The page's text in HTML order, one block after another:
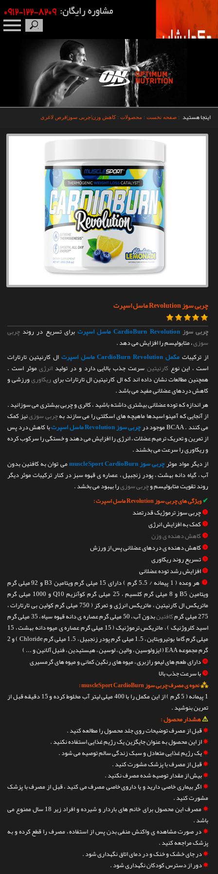
اینجا هستید : صفحه نخست : محصولات :کاهش وزن|چربی سوز|قرص لاغری
چربی سوز Revolution ماسل اسپرت
چربی سوزCardioBurn Revolution ماسل اسپرت برای تسریع در روند چربی
سوزی، متابولیسم را افزایش می دهد .
از ترکیباتمکمل CardioBurn Revolution ماسل اسپرت
ال کارنیتین تارتارات
است ، این نوع کارنیتینسرعت جذب بالایی دارد و در تولید انرژیموثر است .
همچنین مطالعات نشان داده اند که ال کارنیتین ال تارتارات برایریکاوریورزشی و
کاهش دردهای عضلانی مفید می باشد .
هر اندازه که توده عضلانی بیشتری داشته باشید ، کالری و چربی بیشتری می سوزانید .
از آنجایی که آمینو اسیدها ماهیچه های اسکلتی را می سازند بهچربی سوزینیز کمک
می کنند . BCAA موجود در
چربی سوز Revolution ماسل اسپرت
با کاهش درد پس
از تمرین و تحریک ترمیم عضلات ، انرژی را افزایش می دهند و خستگی را سرکوب کرده
و ریکاوری را سرعت می بخشند .
از دیگر مواد موثرچربی سوز muscleSport CardioBurn
می توان به کافئین بدون
آب ، گیاه دانه بهشت ، پودر زنجبیل ، عصاره ی قهوه سبز در کنار ترکیبات موثر دیگر
روند تقویت متابولیسم وچربی سوزیرا بهبود می بخشد .
✔ویژگی های چربی سوز Revolution ماسل اسپرت :
❶چربی سوز ترموژیک قدرتمند
❷کمک به افزایش انرژی
❸کاهش دهنده ی وزن
❹کاهش دهنده ی دردهای عضلانی پس از ورزش
❺تسریع روند ریکاوری
❻افزایش رشد توده عضلانی
❼
هر وعده ( 1 پیمانه / 5.5 گرم ) دارای 15 میلی گرم ویتامین B3 و 92 میلی گرم
ویتامین B5 و 8 میلی گرم کلسیم ، 25 میلی گرم کوآنزیم Q10 و 1000 میلی گرم
ماتریکس ال کارنیتین ، ماتریکس انرژی و تمرکز ( 750 میلی گرم کولین بی تارتارات ،
275 میلی گرم
کافئین
بدون آب ، 50 میلی گرم عصاره ی دانه قهوه سیاه ، 35 میلی گرم
اسید کلروژنیک ) ، ماتریکس ترموژنیک ( 15 میلی گرم عصاره ی میوه دانه بهشت ، 15
میلی گرم گاما بوتیروبتاین ، 1.5 میلی گرم پودر زنجبیل ، 1.5 میلی گرم Chloride ) و 2
گرم مجموعه EAA ( ایزولوسین ، والین ، لوسین ، هیستیدین ، فنیل آلانین و ... )
❽دارای طعم های لیمو رازبری ، میوه های رنگین کمانی و میوه های گرمسیری
❾با سرعت جذب بالا
⁂نحوه ی مصرف چربی سوز muscleSport CardioBurn :
1 پیمانه ( 5 گرم ) از این مکمل را با 400 میلی لیتر آب مخلوط کرده و 15 دقیقه قبل از
تمرین بنوشید .
⚠هشدار محصول :
✵قبل از مصرف توضیحات روی جلد محصول را مطالعه کنید .
✵از این محصول به عنوان جایگزین یک رژیم غذایی استفاده نکنید .
✵یک رژیم غذایی متعادل و سبک زندگی سالم توصیه می شود .
✵قبل از مصرف با پزشک مشورت کنید .
✵بیش از مقدار توصیه شده مصرف نکنید .
✵اگر بیماری خاصی دارید و یا داروی خاصی مصرف می کنید ، قبل از مصرف با پزشک
مشورت کنید .
✵
مصرف این محصول برای خانم های باردار و شیرده و افراد زیر 18 سال ممنوع می
باشد .
✵در صورت مشاهده ی واکنش منفی بدن پس از استفاده ، مصرف را قطع کرده و به
پزشک مراجعه کنید .
✵در جای خشک و خنک و در دمای اتاق نگهداری شود .
✵دور از دسترس کودکان نگهداری شود .